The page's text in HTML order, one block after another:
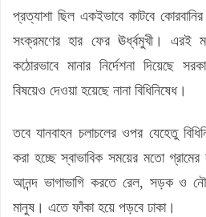
প্রত্যাশা ছিল একইভাবে কাটবে
সংক্রমণের হার ফের ঊর্ধ্বমুখী। এরই
কঠোরভাবে মানার নির্দেশনা দিয়েছে
বিষয়েও দেওয়া হয়েছে নানা বিধিনিষেধ।
তবে যানবাহন চলাচলের ওপর যেহেতু
করা হচ্ছে স্বাভাবিক সময়ের মতো গ্রামের
আনন্দ ভাগাভাগি করতে রেল, সড়ক ও
মানুষ। এতে ফাঁকা হয়ে পড়বে ঢাকা।